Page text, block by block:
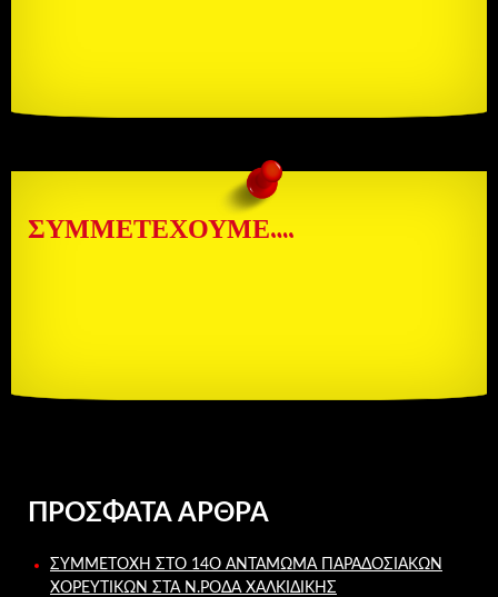
ΣΥΜΜΕΤΈΧΟΥΜΕ….
ΠΡΌΣΦΑΤΑ ΆΡΘΡΑ
ΣΥΜΜΕΤΟΧΉ ΣΤΟ 14Ο ΑΝΤΆΜΩΜΑ ΠΑΡΑΔΟΣΙΑΚΏΝ
ΧΟΡΕΥΤΙΚΏΝ ΣΤΑ Ν.ΡΌΔΑ ΧΑΛΚΙΔΙΚΉΣ